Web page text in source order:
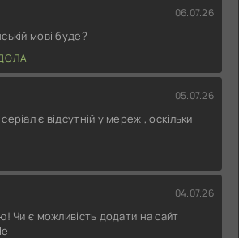
06.07.26
мові буде?
05.07.26
є відсутній у мережі, оскільки
04.07.26
Чи є можливість додати на сайт